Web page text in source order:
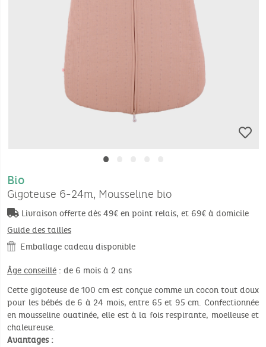
•
Bio
Gigoteuse 6-24m, Mousseline bio
Livraison offerte dès 49€ en point relais, et 69€ à domicile
Guide des tailles
Emballage cadeau disponible
Âge conseillé : de 6 mois à 2 ans
Cette gigoteuse de 100 cm est conçue comme un cocon tout doux
pour les bébés de 6 à 24 mois, entre 65 et 95 cm. Confectionnée
en mousseline ouatinée, elle est à la fois respirante, moelleuse et
chaleureuse.
Avantages :